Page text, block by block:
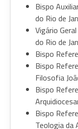
Bispo
do Rio de
Vigário
do Rio de
Bispo
Bispo
Filosofia
Bispo
Bispo
Teologia da